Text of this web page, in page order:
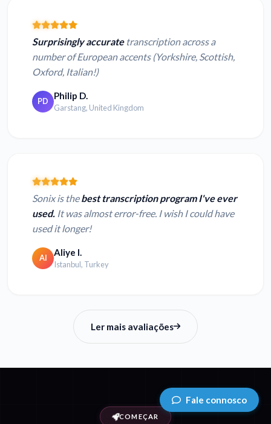
Surprisingly accuratetranscription across a
number of European accents (Yorkshire, Scottish,
Oxford, Italian!)
PD Philip D.
Garstang, United Kingdom
Sonix is thebest transcription program I've ever
used. It was almost error-free. I wish I could have
used it longer!
AI Aliye I.
Istanbul, Turkey
Ler mais avaliações
COMEÇAR
Fale connosco